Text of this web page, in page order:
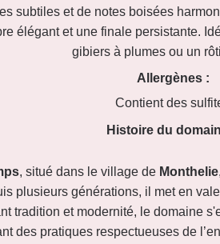
subtiles et de notes boisées
élégant et une finale persistante.
gibiers à plumes ou un
Allergènes :
Contient des
Histoire du
, situé dans le village de Monthelie
plusieurs générations, il met en
tradition et modernité, le domaine
des pratiques respectueuses de